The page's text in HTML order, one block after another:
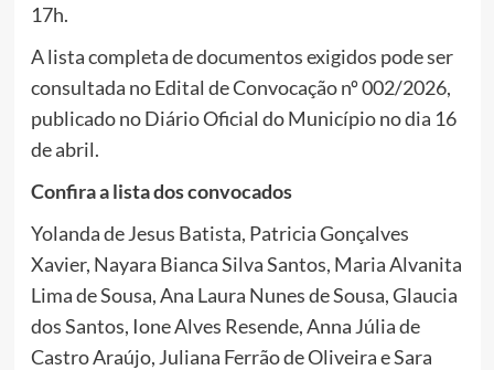
17h.
A lista completa de documentos exigidos pode ser
consultada no Edital de Convocação nº 002/2026,
publicado no Diário Oficial do Município no dia 16
de abril.
Confira a lista dos convocados
Yolanda de Jesus Batista, Patricia Gonçalves
Xavier, Nayara Bianca Silva Santos, Maria Alvanita
Lima de Sousa, Ana Laura Nunes de Sousa, Glaucia
dos Santos, Ione Alves Resende, Anna Júlia de
Castro Araújo, Juliana Ferrão de Oliveira e Sara